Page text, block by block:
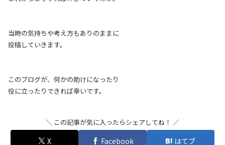
当時の気持ちや考え方もありのままに
投稿していきます。
このブログが、何かの助けになったり
役に立ったりできれば幸いです。
＼ この記事が気に入ったらシェアしてね！ ／
X Facebook はてブ